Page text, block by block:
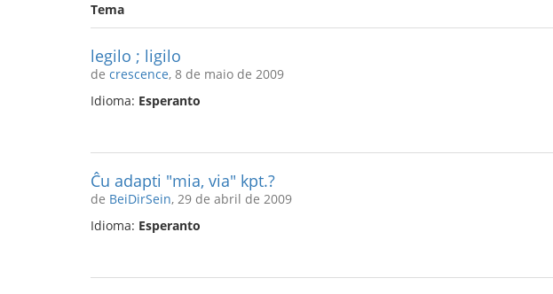
Tema
legilo ; ligilo
de crescence, 8 de maio de 2009
Idioma: Esperanto
Ĉu adapti "mia, via" kpt.?
de BeiDirSein, 29 de abril de 2009
Idioma: Esperanto